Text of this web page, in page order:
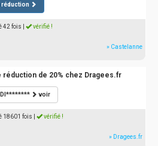
réduction
42 fois vérifié !
» Castelanne
réduction de 20% chez Dragees.fr
DI******** voir
18601 fois vérifié !
» Dragees.fr